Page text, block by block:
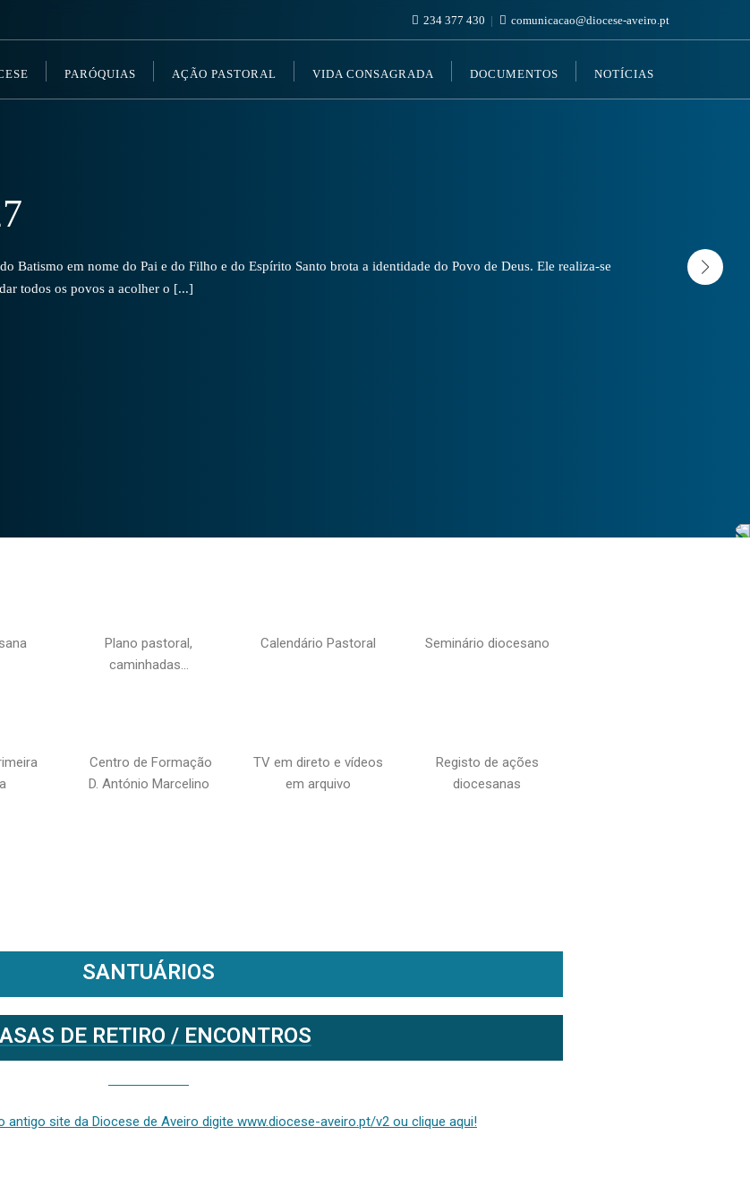
234 377 430 comunicacao@diocese-aveiro.pt
PARÓQUIAS AÇÃO PASTORAL VIDA CONSAGRADA DOCUMENTOS NOTÍCIAS
Batismo em nome do Pai e do Filho e do Espírito Santo brota a identidade do Povo de Deus. Ele realiza-se
todos os povos a acolher o [...]
Plano pastoral,
caminhadas…
Calendário Pastoral Seminário diocesano
Centro de Formação
D. António Marcelino
TV em direto e vídeos
em arquivo
Registo de ações
diocesanas
SANTUÁRIOS
DE RETIRO / ENCONTROS
antigo site da Diocese de Aveiro digite www.diocese-aveiro.pt/v2 ou clique aqui!